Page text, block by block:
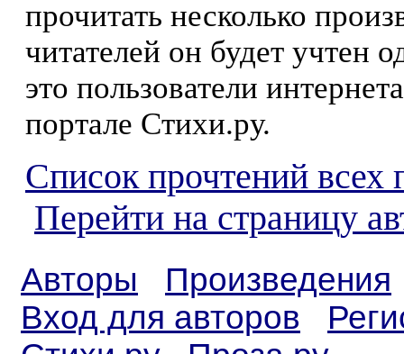
прочитать несколько
читателей он будет учтен
это пользователи
портале Стихи.ру.
Список прочтений всех
Перейти на страницу
Авторы
Произведения
Вход для авторов